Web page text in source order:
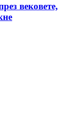
вековете,